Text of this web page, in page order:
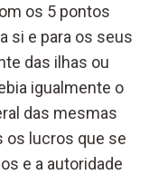
os 5 pontos
si e para os seus
das ilhas ou
igualmente o
das mesmas
os lucros que se
e a autoridade